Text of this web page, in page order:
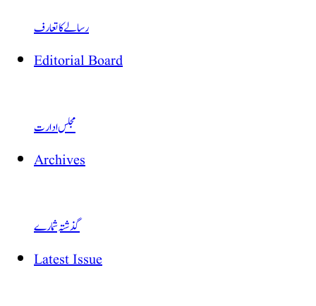
رسالے کا تعارف
Editorial Board
مجلس ادارت
Archives
گذشتہ شمارے
Latest Issue